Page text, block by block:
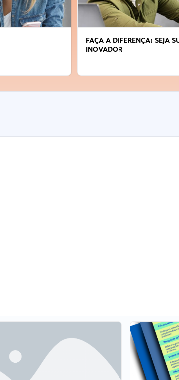
FAÇA A DIFERENÇA: SEJA
INOVADOR